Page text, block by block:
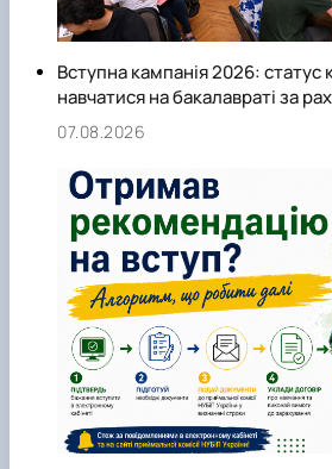
Вступна кампанія 2026: статус
навчатися на бакалавраті за
07.08.2026